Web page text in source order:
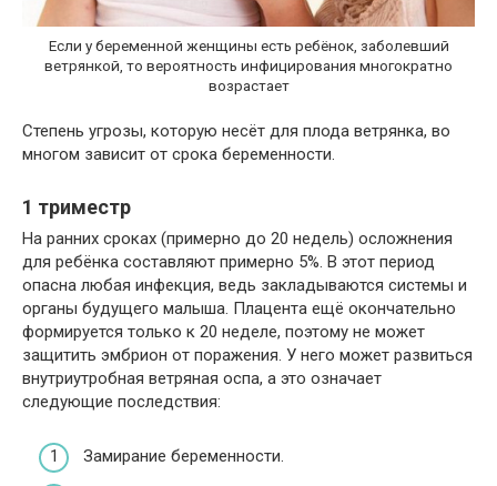
Если у беременной женщины есть ребёнок, заболевший
ветрянкой, то вероятность инфицирования многократно
возрастает
Степень угрозы, которую несёт для плода ветрянка, во
многом зависит от срока беременности.
1 триместр
На ранних сроках (примерно до 20 недель) осложнения
для ребёнка составляют примерно 5%. В этот период
опасна любая инфекция, ведь закладываются системы и
органы будущего малыша. Плацента ещё окончательно
формируется только к 20 неделе, поэтому не может
защитить эмбрион от поражения. У него может развиться
внутриутробная ветряная оспа, а это означает
следующие последствия:
Замирание беременности.